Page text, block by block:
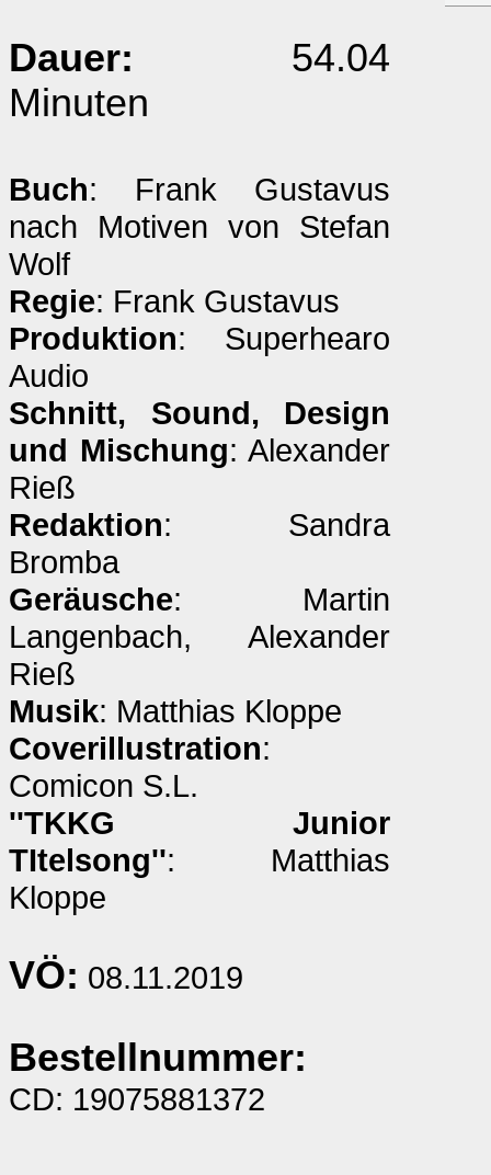
Dauer: 54.04
Minuten
Buch: Frank Gustavus
nach Motiven von Stefan
Wolf
Regie: Frank Gustavus
Produktion: Superhearo
Audio
Schnitt, Sound, Design
und Mischung: Alexander
Rieß
Redaktion: Sandra
Bromba
Geräusche: Martin
Langenbach, Alexander
Rieß
Musik: Matthias Kloppe
Coverillustration:
Comicon S.L.
''TKKG Junior
TItelsong'': Matthias
Kloppe
VÖ: 08.11.2019
Bestellnummer:
CD: 19075881372